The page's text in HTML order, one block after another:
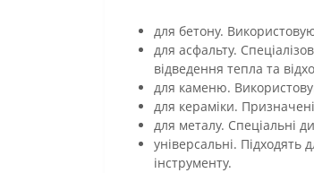
для бетону.
для асфальту.
відведення тепла та
для каменю.
для кераміки.
для металу. Спеціальні
універсальні. Підходять
інструменту.